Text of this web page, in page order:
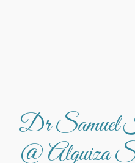
Dr Samuel
@ Alquiza